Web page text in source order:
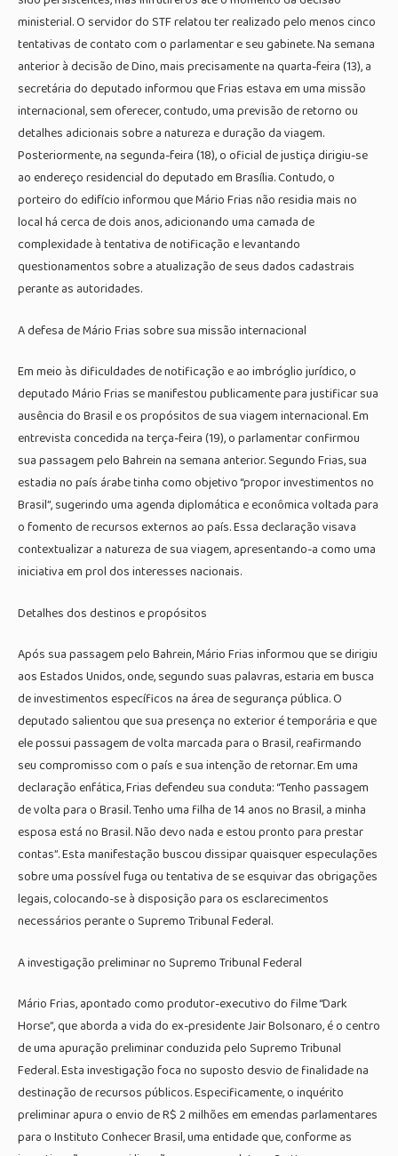
ministerial. O servidor do STF relatou ter realizado pelo menos cinco
tentativas de contato com o parlamentar e seu gabinete. Na semana
anterior à decisão de Dino, mais precisamente na quarta-feira (13), a
secretária do deputado informou que Frias estava em uma missão
internacional, sem oferecer, contudo, uma previsão de retorno ou
detalhes adicionais sobre a natureza e duração da viagem.
Posteriormente, na segunda-feira (18), o oficial de justiça dirigiu-se
ao endereço residencial do deputado em Brasília. Contudo, o
porteiro do edifício informou que Mário Frias não residia mais no
local há cerca de dois anos, adicionando uma camada de
complexidade à tentativa de notificação e levantando
questionamentos sobre a atualização de seus dados cadastrais
perante as autoridades.
A defesa de Mário Frias sobre sua missão internacional
Em meio às dificuldades de notificação e ao imbróglio jurídico, o
deputado Mário Frias se manifestou publicamente para justificar sua
ausência do Brasil e os propósitos de sua viagem internacional. Em
entrevista concedida na terça-feira (19), o parlamentar confirmou
sua passagem pelo Bahrein na semana anterior. Segundo Frias, sua
estadia no país árabe tinha como objetivo “propor investimentos no
Brasil”, sugerindo uma agenda diplomática e econômica voltada para
o fomento de recursos externos ao país. Essa declaração visava
contextualizar a natureza de sua viagem, apresentando-a como uma
iniciativa em prol dos interesses nacionais.
Detalhes dos destinos e propósitos
Após sua passagem pelo Bahrein, Mário Frias informou que se dirigiu
aos Estados Unidos, onde, segundo suas palavras, estaria em busca
de investimentos específicos na área de segurança pública. O
deputado salientou que sua presença no exterior é temporária e que
ele possui passagem de volta marcada para o Brasil, reafirmando
seu compromisso com o país e sua intenção de retornar. Em uma
declaração enfática, Frias defendeu sua conduta: “Tenho passagem
de volta para o Brasil. Tenho uma filha de 14 anos no Brasil, a minha
esposa está no Brasil. Não devo nada e estou pronto para prestar
contas”. Esta manifestação buscou dissipar quaisquer especulações
sobre uma possível fuga ou tentativa de se esquivar das obrigações
legais, colocando-se à disposição para os esclarecimentos
necessários perante o Supremo Tribunal Federal.
A investigação preliminar no Supremo Tribunal Federal
Mário Frias, apontado como produtor-executivo do filme “Dark
Horse”, que aborda a vida do ex-presidente Jair Bolsonaro, é o centro
de uma apuração preliminar conduzida pelo Supremo Tribunal
Federal. Esta investigação foca no suposto desvio de finalidade na
destinação de recursos públicos. Especificamente, o inquérito
preliminar apura o envio de R$ 2 milhões em emendas parlamentares
para o Instituto Conhecer Brasil, uma entidade que, conforme as